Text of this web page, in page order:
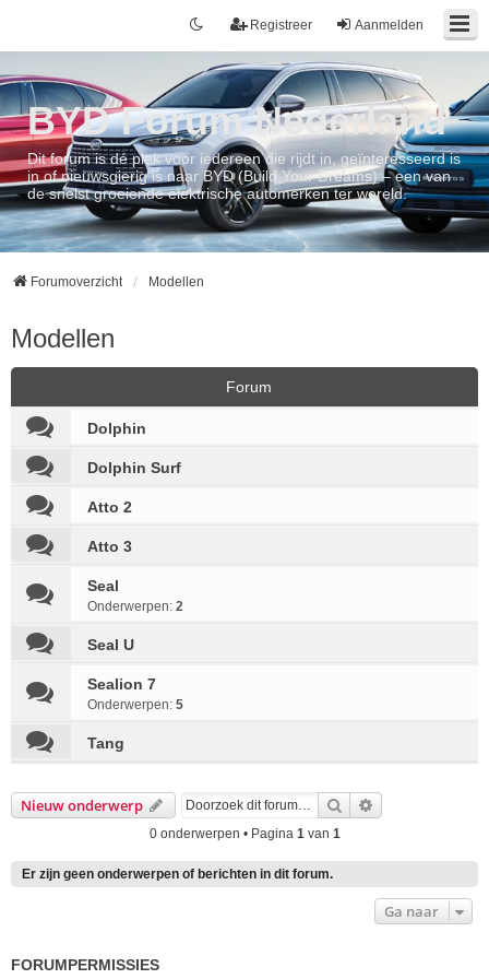
Aanmelden
Registreer
BYD Forum Nederland
Dit forum is dé plek voor iedereen die rijdt in, geïnteresseerd is
in of nieuwsgierig is naar BYD (Build Your Dreams) – een van
de snelst groeiende elektrische automerken ter wereld.
Forumoverzicht Modellen
Modellen
Forum
Dolphin
Dolphin Surf
Atto 2
Atto 3
Seal
Onderwerpen: 2
Seal U
Sealion 7
Onderwerpen: 5
Tang
Nieuw onderwerp Zoek
0 onderwerpen • Pagina 1van 1
Er zijn geen onderwerpen of berichten in dit forum.
Ga naar
FORUMPERMISSIES